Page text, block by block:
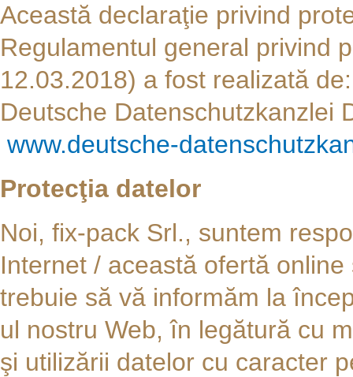
Această declaraţie privind
Regulamentul general privind
12.03.2018) a fost realizată de:
Deutsche Datenschutzkanzlei
www.deutsche-
Protecţia datelor
Noi, fix-pack Srl., suntem
Internet / această ofertă
trebuie să vă informăm la
ul nostru Web, în legătură cu
şi utilizării datelor cu caracter